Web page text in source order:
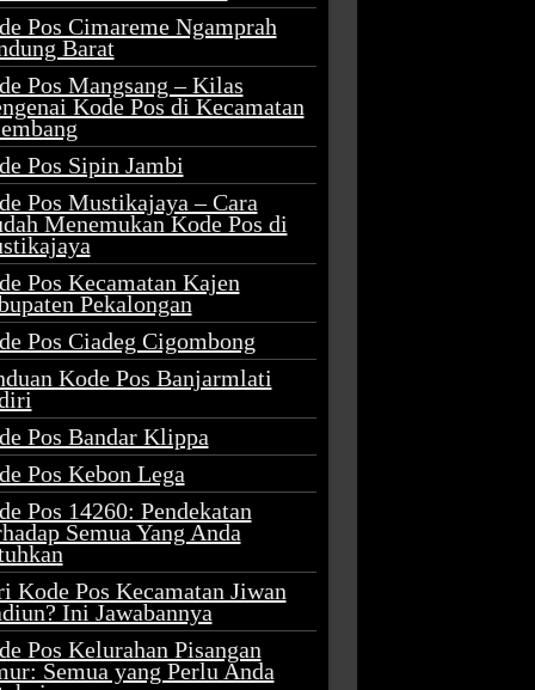
Pos Cimareme Ngamprah
Barat
Pos Mangsang – Kilas
Kode Pos di Kecamatan
Pos Sipin Jambi
Pos Mustikajaya – Cara
Menemukan Kode Pos di
Pos Kecamatan Kajen
Pekalongan
Pos Ciadeg Cigombong
Kode Pos Banjarmlati
Pos Bandar Klippa
Pos Kebon Lega
Pos 14260: Pendekatan
Semua Yang Anda
Kode Pos Kecamatan Jiwan
Ini Jawabannya
Pos Kelurahan Pisangan
Semua yang Perlu Anda